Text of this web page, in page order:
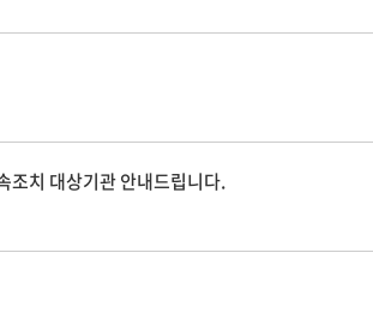
치 대상기관 안내드립니다.